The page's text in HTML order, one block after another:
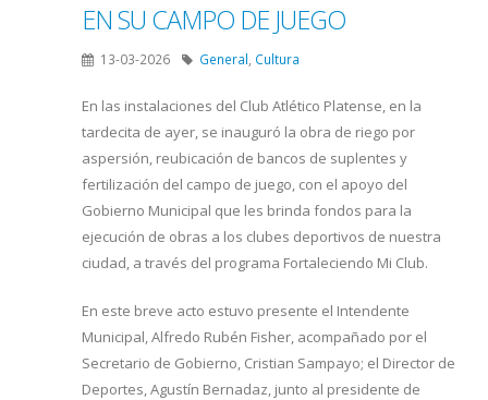
EN SU CAMPO DE JUEGO
13-03-2026 General Cultura
En las instalaciones del Club Atlético Platense, en la
tardecita de ayer, se inauguró la obra de riego por
aspersión, reubicación de bancos de suplentes y
fertilización del campo de juego, con el apoyo del
Gobierno Municipal que les brinda fondos para la
ejecución de obras a los clubes deportivos de nuestra
ciudad, a través del programa Fortaleciendo Mi Club.
En este breve acto estuvo presente el Intendente
Municipal, Alfredo Rubén Fisher, acompañado por el
Secretario de Gobierno, Cristian Sampayo; el Director de
Deportes, Agustín Bernadaz, junto al presidente de